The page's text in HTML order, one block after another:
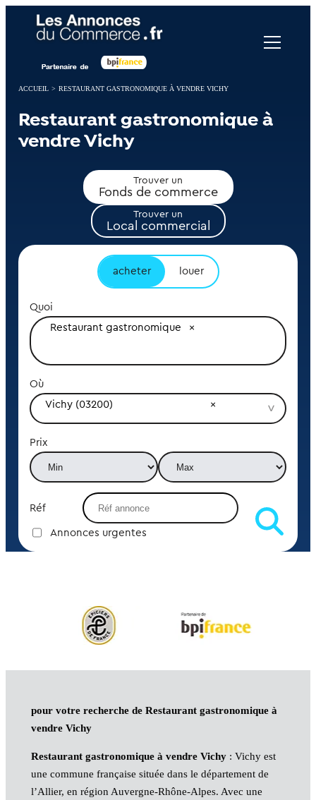
ACCUEIL > RESTAURANT GASTRONOMIQUE À VENDRE VICHY
Restaurant gastronomique à
vendre Vichy
Trouver un
Fonds de commerce
Trouver un
Local commercial
acheter louer
Quoi
Restaurant gastronomique
Où
Vichy (03200)
Prix
Réf
Annonces urgentes
pour votre recherche de Restaurant gastronomique à
vendre Vichy
Restaurant gastronomique à vendre Vichy: Vichy est
une commune française située dans le département de
l’Allier, en région Auvergne-Rhône-Alpes. Avec une
Panneau de gestion des cookies